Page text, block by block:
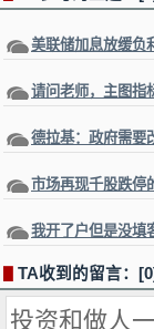
美联储加息放缓负
请问老师，主图指
德拉基：政府需要
市场再现千股跌停
我开了户但是没填
TA收到的留言：